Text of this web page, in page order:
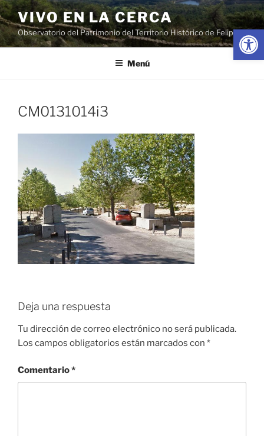
Abrir
Saltar
al
contenido
VIVO EN LA CERCA
Observatorio del Patrimonio del Territorio Histórico de Felipe II
Menú
CM0131014i3
Deja una respuesta
Tu dirección de correo electrónico no será publicada.
Los campos obligatorios están marcados con *
Comentario*